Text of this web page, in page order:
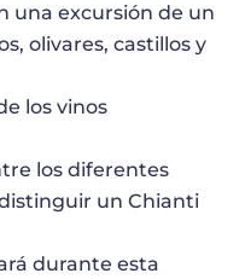
una excursión de un
olivares, castillos y
los vinos
los diferentes
un Chianti
durante esta